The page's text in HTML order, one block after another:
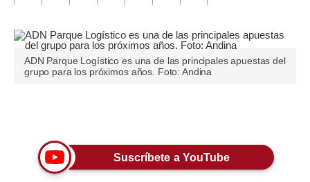
Lujo
Mundo
ADN Parque Logístico es una de las principales apuestas del
grupo para los próximos años. Foto: Andina
Suscríbete a YouTube